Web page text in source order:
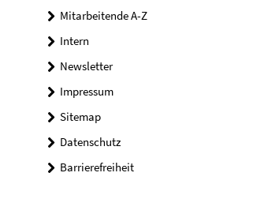
Mitarbeitende A-Z
Intern
Newsletter
Impressum
Sitemap
Datenschutz
Barrierefreiheit